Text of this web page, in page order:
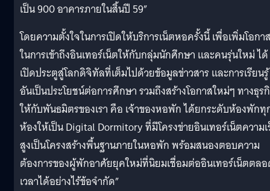
เป็น 900 อาคารภายในสิ้นปี 59”
โดยความตั้งใจในการเปิดให้บริการเน็ตหอครั้งนี้ เพื่อเพิ่มโอกา
ในการเข้าถึงอินเทอร์เน็ตให้กับกลุ่มนักศึกษา และคนรุ่นใหม่ ได้
เปิดประตูสู่โลกดิจิทัลที่เต็มไปด้วยข้อมูลข่าวสาร และการเรียนรู้
อันเป็นประโยชน์ต่อการศึกษา รวมถึงสร้างโอกาสใหม่ๆ ทางธุร
ให้กับพันธมิตรของเรา คือ เจ้าของหอพัก ได้ยกระดับห้องพักทุ
ห้องให้เป็น Digital Dormitory ที่มีโครงข่ายอินเทอร์เน็ตความเ
สูงเป็นโครงสร้างพื้นฐานภายในหอพัก พร้อมสนองตอบความ
ต้องการของผู้พักอาศัยยุคใหม่ที่นิยมเชื่อมต่ออินเทอร์เน็ตตล
เวลาได้อย่างไร้ข้อจำกัด”